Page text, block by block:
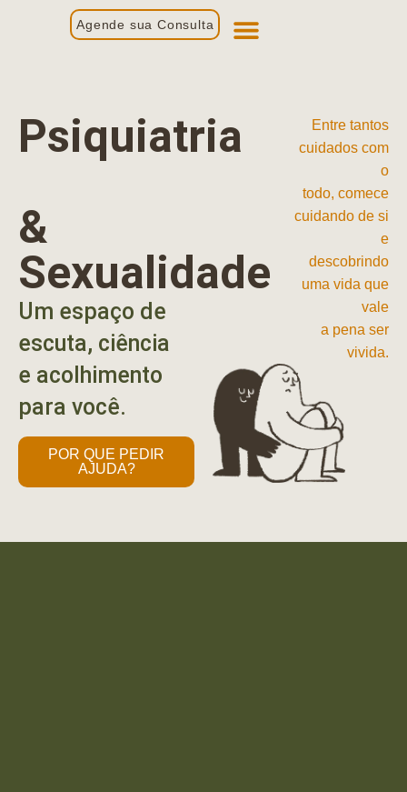
Agende sua Consulta
Psiquiatria
&
Sexualidade
Um espaço de
escuta, ciência
e acolhimento
para você.
POR QUE PEDIR
AJUDA?
Entre tantos
cuidados com
o
todo, comece
cuidando de si
e
descobrindo
uma vida que
vale
a pena ser
vivida.